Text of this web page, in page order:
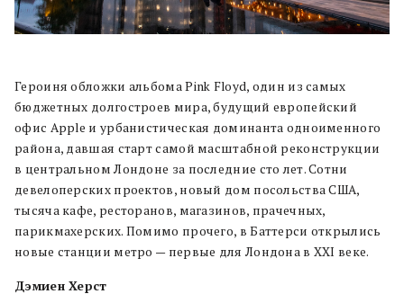
Героиня обложки альбома Pink Floyd, один из самых
бюджетных долгостроев мира, будущий европейский
офис Apple и урбанистическая доминанта одноименного
района, давшая старт самой масштабной реконструкции
в центральном Лондоне за последние сто лет. Сотни
девелоперских проектов, новый дом посольства США,
тысяча кафе, ресторанов, магазинов, прачечных,
парикмахерских. Помимо прочего, в Баттерси открылись
новые станции метро — первые для Лондона в XXI веке.
Дэмиен Херст